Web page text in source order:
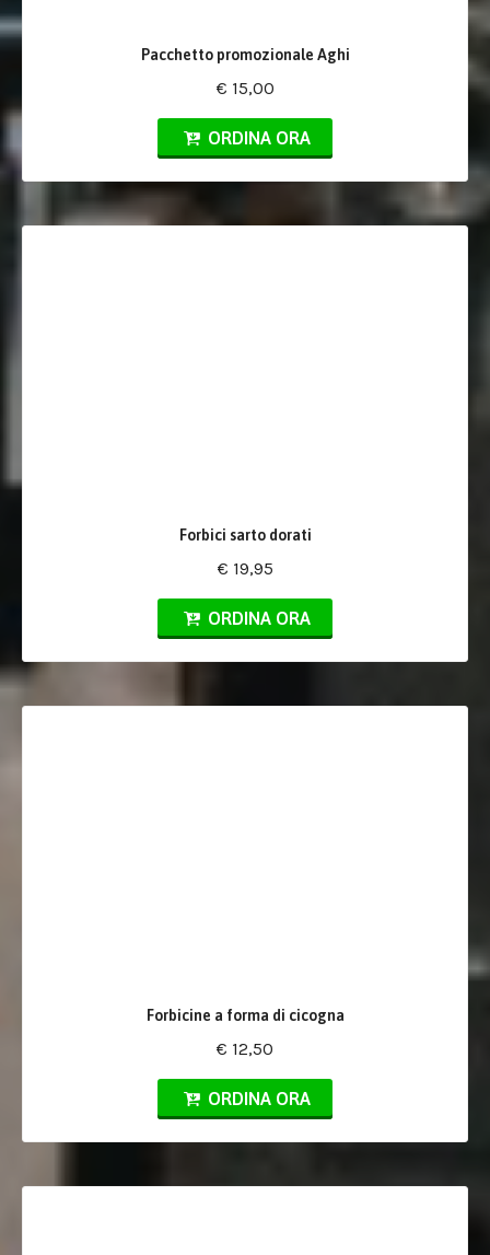
Pacchetto promozionale Aghi
€ 15,00
ORDINA ORA
Forbici sarto dorati
€ 19,95
ORDINA ORA
Forbicine a forma di cicogna
€ 12,50
ORDINA ORA